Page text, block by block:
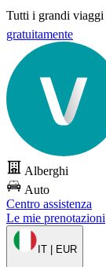
Tutti i grandi viaggi
gratuitamente
Alberghi
Auto
Centro assistenza
Le mie prenotazioni
IT | EUR